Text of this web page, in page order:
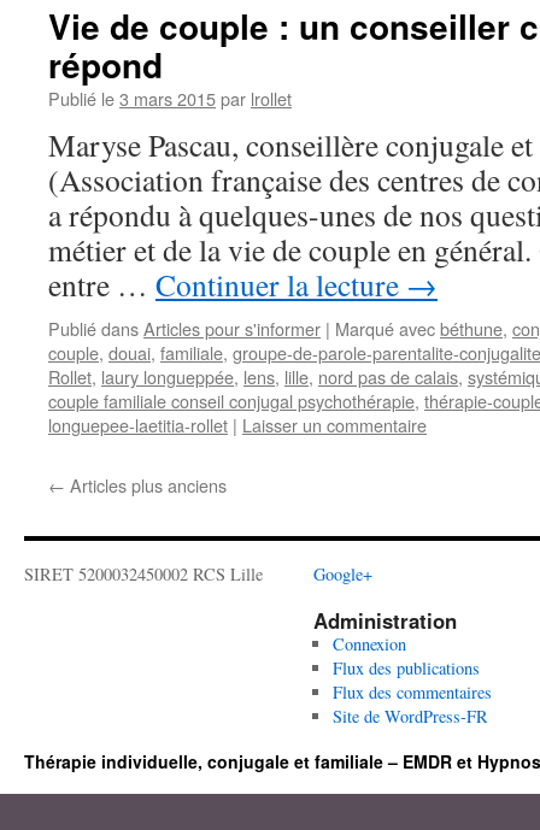
Vie de couple : un conseiller
répond
Publié le3 mars 2015par lrollet
Maryse Pascau, conseillère conjugale
(Association française des centres de
a répondu à quelques-unes de nos
métier et de la vie de couple en
entre … Continuer la lecture →
Publié dansArticles pour s'informer | Marqué avecbéthune,
couple, douai, familiale, groupe-de-parole-parentalite-
Rollet, laury longueppée, lens, lille, nord pas de calais,
couple familiale conseil conjugal psychothérapie, thérapie-
longuepee-laetitia-rollet | Laisser un commentaire
← Articles plus anciens
SIRET 5200032450002 RCS Lille Google+
Administration
Connexion
Flux des publications
Flux des commentaires
Site de WordPress-FR
Thérapie individuelle, conjugale et familiale – EMDR et